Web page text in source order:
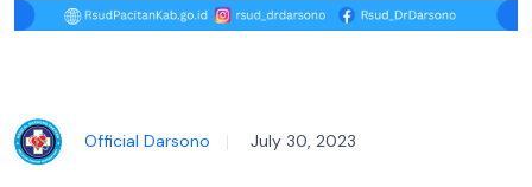
Official Darsono July 30, 2023